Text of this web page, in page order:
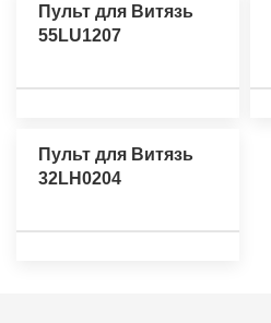
Пульт для Витязь
55LU1207
Пульт для Витязь
32LH0204